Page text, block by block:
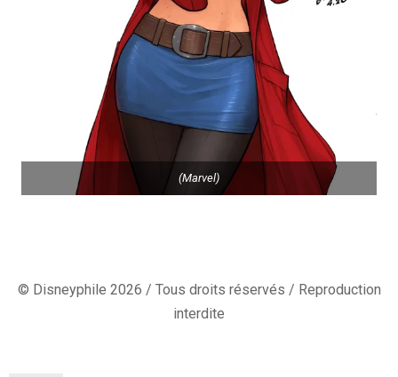
(Marvel)
© Disneyphile 2026 / Tous droits réservés / Reproduction
interdite